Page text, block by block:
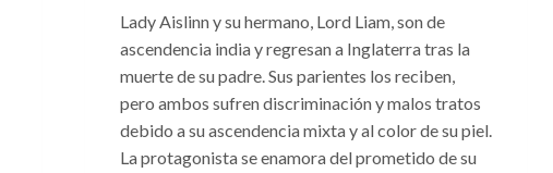
Lady Aislinn y su hermano, Lord Liam, son de
ascendencia india y regresan a Inglaterra tras la
muerte de su padre. Sus parientes los reciben,
pero ambos sufren discriminación y malos tratos
debido a su ascendencia mixta y al color de su piel.
La protagonista se enamora del prometido de su